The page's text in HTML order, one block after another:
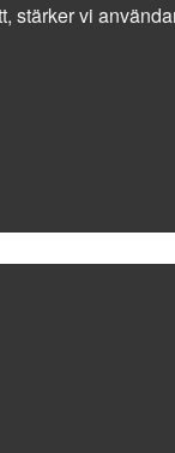
stärker vi